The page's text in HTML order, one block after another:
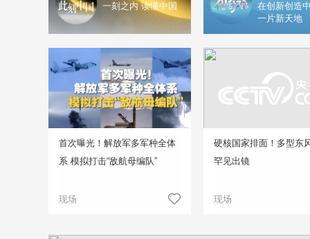
一刻之内 读懂中国
在创新创造
一片新天地
首次曝光！解放军多军种全体
系 模拟打击“敌航母编队”
现场
硬核国家排面！多型东
罕见出镜
现场